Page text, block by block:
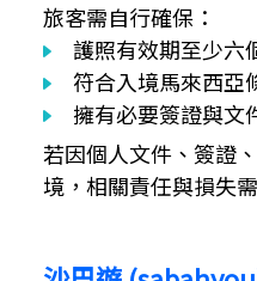
旅客需自行確保：
護照有效期至少六
符合入境馬來西亞
擁有必要簽證與文
若因個人文件、簽證
境，相關責任與損失